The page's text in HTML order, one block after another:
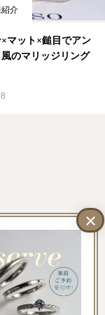
紹介
マット×鎚目でアン
のマリッジリング